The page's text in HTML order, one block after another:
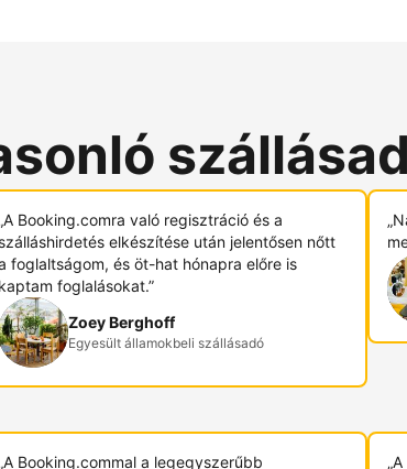
„A Booking.comra való regisztráció és a
szálláshirdetés elkészítése után jelentősen nőtt
foglaltságom, és öt-hat hónapra előre is
kaptam foglalásokat.”
Zoey Berghoff
Egyesült államokbeli szállásadó
„A Booking.commal a legegyszerűbb